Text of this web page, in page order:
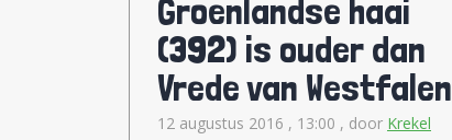
Groenlandse haai
(392) is ouder dan
Vrede van Westfalen
12 augustus 2016 , 13:00 , door Krekel